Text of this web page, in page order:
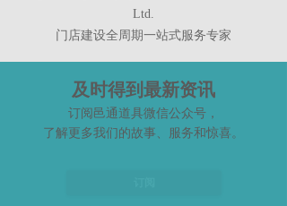
Ltd.
门店建设全周期一站式服务专家
及时得到最新资讯
订阅邑通道具微信公众号，
了解更多我们的故事、服务和惊喜。